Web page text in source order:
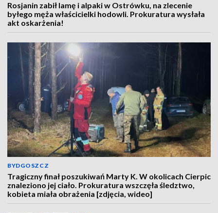
Rosjanin zabił lamę i alpaki w Ostrówku, na zlecenie
byłego męża właścicielki hodowli. Prokuratura wysłała
akt oskarżenia!
BYDGOSZCZ
Tragiczny finał poszukiwań Marty K. W okolicach Cierpic
znaleziono jej ciało. Prokuratura wszczęła śledztwo,
kobieta miała obrażenia [zdjęcia, wideo]